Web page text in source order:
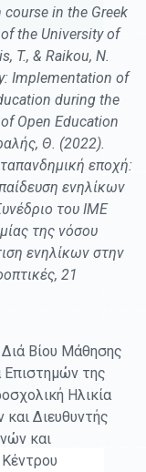
in the Greek
the University of
T., & Raikou, N.
Implementation of
during the
Open Education
Θ. (2022).
εποχή:
ενηλίκων
του ΙΜΕ
της νόσου
ενηλίκων στην
21
Διά Βίου Μάθησης
Επιστημών της
Ηλικία
Διευθυντής
και